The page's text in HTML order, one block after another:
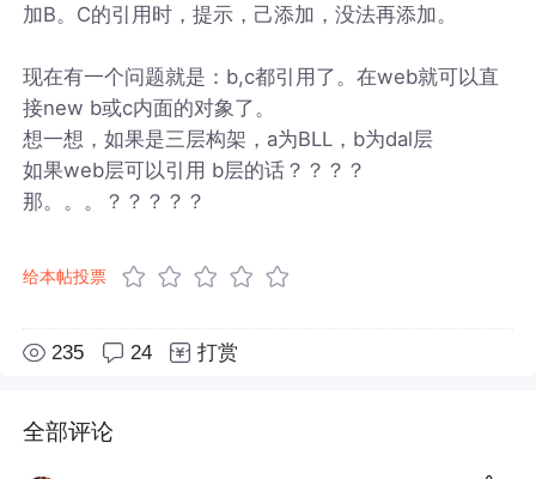
加B。C的引用时，提示，己添加，没法再添加。
现在有一个问题就是：b,c都引用了。在web就可以直
接new b或c内面的对象了。
想一想，如果是三层构架，a为BLL，b为dal层
如果web层可以引用 b层的话？？？？
那。。。？？？？？
给本帖投票
235 24 打赏
全部评论